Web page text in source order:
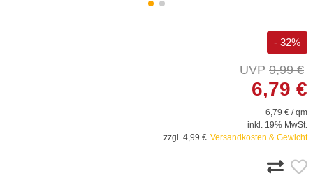
- 32%
9,99 €
6,79 €
6,79 € / qm
inkl. 19% MwSt.
zzgl. 4,99 € Versandkosten & Gewicht